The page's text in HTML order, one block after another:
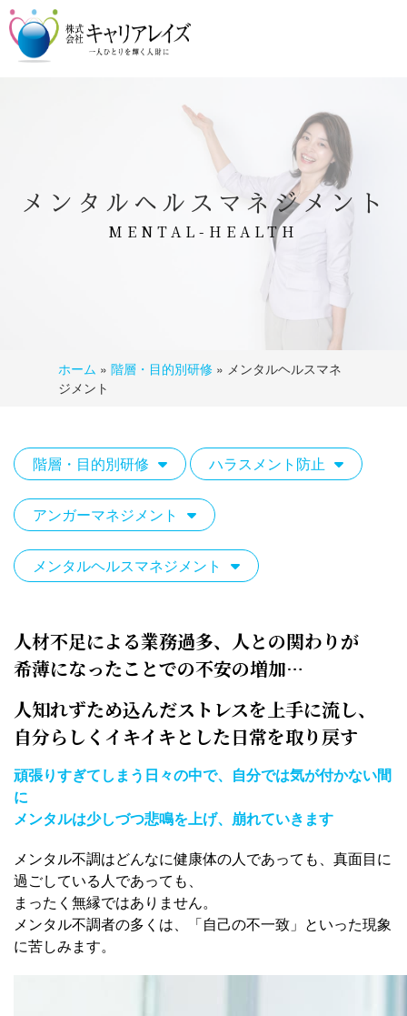
メンタルヘルスマネジメント
MENTAL-HEALTH
ホーム » 階層・目的別研修 » メンタルヘルスマネ
ジメント
階層・目的別研修 ハラスメント防止
アンガーマネジメント
メンタルヘルスマネジメント
人材不足による業務過多、人との関わりが
希薄になったことでの不安の増加…
人知れずため込んだストレスを上手に流し、
自分らしくイキイキとした日常を取り戻す
頑張りすぎてしまう日々の中で、自分では気が付かない間
に
メンタルは少しづつ悲鳴を上げ、崩れていきます
メンタル不調はどんなに健康体の人であっても、真面目に
過ごしている人であっても、
まったく無縁ではありません。
メンタル不調者の多くは、「自己の不一致」といった現象
に苦しみます。